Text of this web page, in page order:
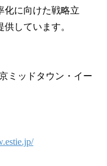
化に向けた戦略立
しています。
ミッドタウン・イー